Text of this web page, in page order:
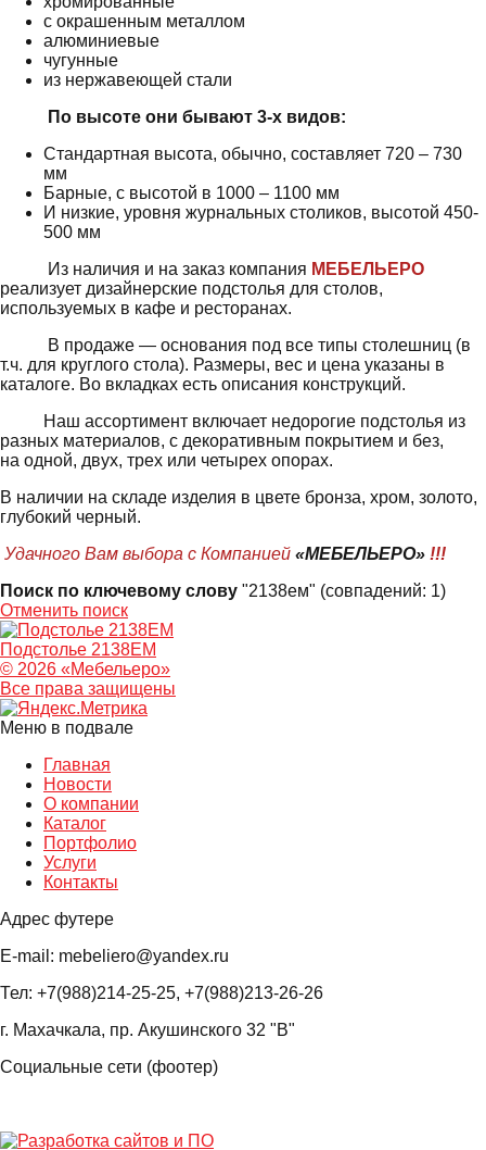
с окрашенным металлом
алюминиевые
чугунные
из нержавеющей стали
По высоте они бывают 3-х видов:
Стандартная высота, обычно, составляет 720 – 730
мм
Барные, с высотой в 1000 – 1100 мм
И низкие, уровня журнальных столиков, высотой 450-
500 мм
Из наличия и на заказ компания МЕБЕЛЬЕРО
реализует дизайнерские подстолья для столов,
используемых в кафе и ресторанах.
В продаже — основания под все типы столешниц (в
т.ч. для круглого стола). Размеры, вес и цена указаны в
каталоге. Во вкладках есть описания конструкций.
Наш ассортимент включает недорогие подстолья из
разных материалов, с декоративным покрытием и без,
на одной, двух, трех или четырех опорах.
В наличии на складе изделия в цвете бронза, хром, золото,
глубокий черный.
Удачного Вам выбора с Компанией «МЕБЕЛЬЕРО» !!!
Поиск по ключевому слову "2138ем" (совпадений: 1)
Отменить поиск
Подстолье 2138EM
© 2026 «Мебельеро»
Bce права защищены
Меню в подвале
Главная
Новости
О компании
Каталог
Портфолио
Услуги
Контакты
Адрес футере
E-mail: mebeliero@yandex.ru
Тел: +7(988)214-25-25, +7(988)213-26-26
г. Махачкала, пр. Акушинского 32 "В"
Социальные сети (фоотер)